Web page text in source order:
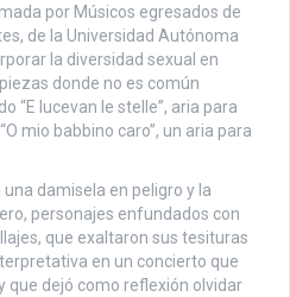
por Músicos egresados de
de la Universidad Autónoma
la diversidad sexual en
donde no es común
“E lucevan le stelle”, aria para
mio babbino caro”, un aria para
damisela en peligro y la
personajes enfundados con
que exaltaron sus tesituras
en un concierto que
dejó como reflexión olvidar